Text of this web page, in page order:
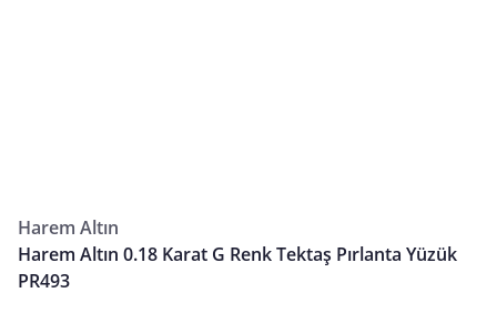
Harem Altın
Harem Altın 0.18 Karat G Renk Tektaş Pırlanta Yüzük
PR493